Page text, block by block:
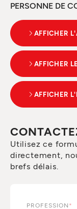
PERSONNE DE
AFFICHER
AFFICHER
AFFICHER
Utilisez ce
directement,
brefs délais.
PROFESSION *